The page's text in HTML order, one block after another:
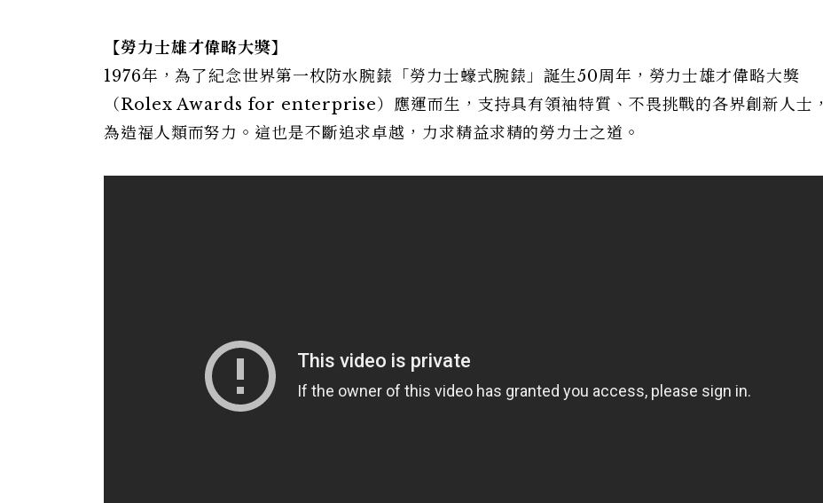
【勞力士雄才偉略大獎】
1976年，為了紀念世界第一枚防水腕錶「勞力士蠔式腕錶」誕生50周年，勞力士雄才偉略大獎
（Rolex Awards for enterprise）應運而生，支持具有領袖特質、不畏挑戰的各界創新人士，
為造福人類而努力。這也是不斷追求卓越，力求精益求精的勞力士之道。